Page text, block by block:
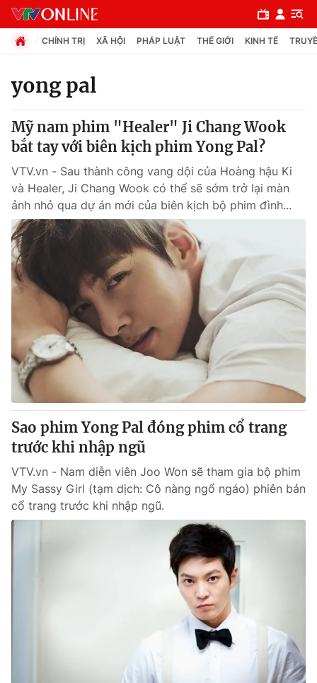
Chuyên mục
Chính trị
Xã hội
Pháp luật
Y tế
Thế giới
Tin tức
Thế giới đó đây
Câu chuyện quốc tế
Kinh tế
Tài chính
Thị trường
Góc doanh nghiệp
Dữ liệu và đời sống
Truyền hình
Hậu trường
Nhân vật
Giải trí
Điện ảnh
Âm nhạc
Đời sống
Du lịch
CHÍNH TRỊ XÃ HỘI PHÁP LUẬT THẾ GIỚI KINH TẾ
yong pal
Mỹ nam phim "Healer" Ji Chang Wook
bắt tay với biên kịch phim Yong Pal?
VTV.vn - Sau thành công vang dội của Hoàng hậu Ki
và Healer, Ji Chang Wook có thể sẽ sớm trở lại màn
ảnh nhỏ qua dự án mới của biên kịch bộ phim đình...
Sao phim Yong Pal đóng phim cổ trang
trước khi nhập ngũ
VTV.vn - Nam diễn viên Joo Won sẽ tham gia bộ phim
My Sassy Girl (tạm dịch: Cô nàng ngổ ngáo) phiên bản
cổ trang trước khi nhập ngũ.